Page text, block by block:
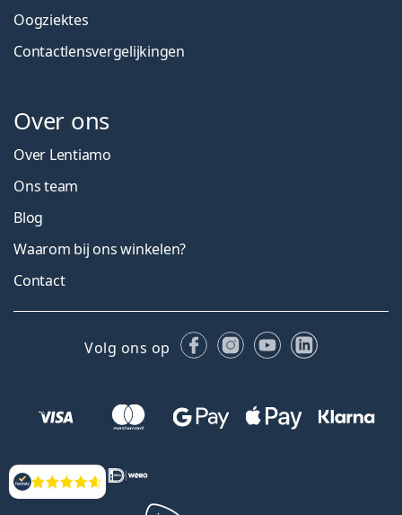
Beoordelingen
Oogziektes
Contactlensvergelijkingen
Over ons
Over Lentiamo
Ons team
Blog
Waarom bij ons winkelen?
Contact
Volg ons op FacebookInstagram
YouTubeLinkedIn